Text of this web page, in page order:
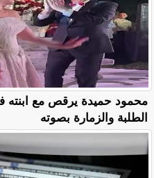
محمود حميدة يرقص مع ابنته
الطلبة والزمارة بصوته